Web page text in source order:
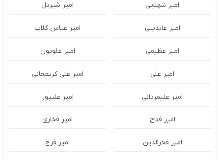
امیر شهلایی امیر شیردل
امیر عابدینی امیر عباس گلاب
امیر عظیمی امیر علویون
امیر علی امیر علی کریمخانی
امیر علیمردانی امیر علیپور
امیر فتاح امیر فخاری
امیر فخرالدین امیر فرخ